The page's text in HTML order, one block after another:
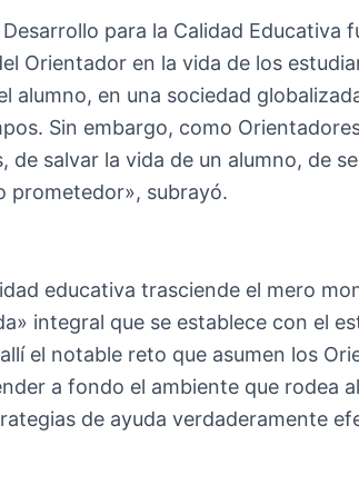
para la Calidad Educativa
Orientador en la vida de los
alumno, en una sociedad
Sin embargo, como
de salvar la vida de un alumno, de
prometedor», subrayó.
educativa trasciende el mero
integral que se establece con el
el notable reto que asumen los
a fondo el ambiente que rodea
de ayuda verdaderamente